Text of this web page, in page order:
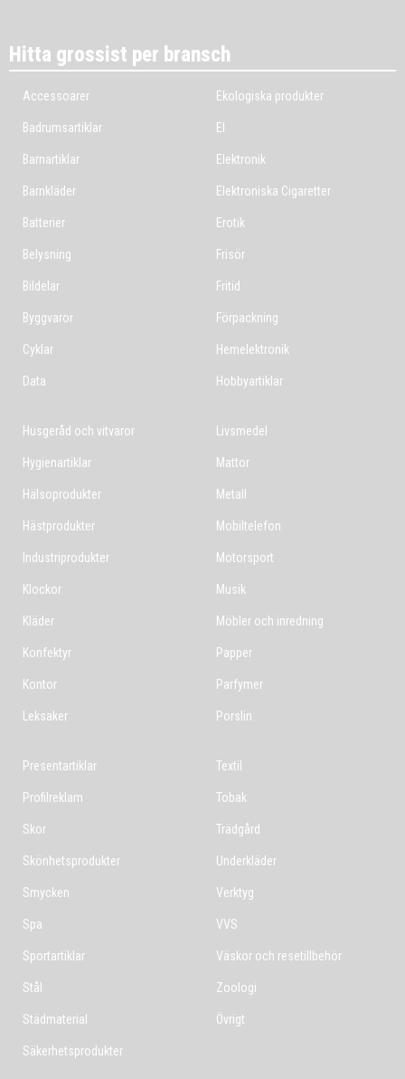
Hitta grossist per bransch
Accessoarer
Badrumsartiklar
Barnartiklar
Barnkläder
Batterier
Belysning
Bildelar
Byggvaror
Cyklar
Data
Ekologiska produkter
El
Elektronik
Elektroniska Cigaretter
Erotik
Frisör
Fritid
Förpackning
Hemelektronik
Hobbyartiklar
Husgeråd och vitvaror
Hygienartiklar
Hälsoprodukter
Hästprodukter
Industriprodukter
Klockor
Kläder
Konfektyr
Kontor
Leksaker
Livsmedel
Mattor
Metall
Mobiltelefon
Motorsport
Musik
Möbler och inredning
Papper
Parfymer
Porslin
Presentartiklar
Profilreklam
Skor
Skönhetsprodukter
Smycken
Spa
Sportartiklar
Stål
Städmaterial
Säkerhetsprodukter
Textil
Tobak
Trädgård
Underkläder
Verktyg
VVS
Väskor och resetillbehör
Zoologi
Övrigt